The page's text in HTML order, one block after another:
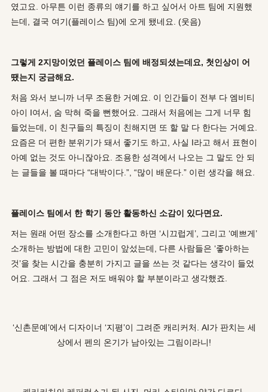
였고요. 아무튼 이런 종류의 얘기를 하고 싶어서 아트 팀에 지원했
는데, 결국 여기(플레이스 팀)에 오게 됐네요. (웃음)
그렇게 2지망이었던 플레이스 팀에 배정되셨는데요, 첫인상이 어
땠는지 궁금해요.
처음 와서 보니까 너무 조용한 거예요. 이 인간들이 전부 다 엠비티
아이 I여서, 숨 막혀 죽을 뻔했어요. 그래서 처음에는 그게 너무 힘
들었는데, 이 친구들의 특징이 친해지면 또 할 말 다 한다는 거예요.
요즘은 더 편한 분위기가 돼서 좋기도 하고, 사실 I라고 해서 표현이
아예 없는 것도 아니잖아요. 조용한 성격에서 나오는 그 말도 안 되
는 글들을 볼 때마다 “대박이다.”, “많이 배운다.” 이런 생각을 해요.
플레이스 팀에서 한 학기 동안 활동하신 소감이 있다면요.
저는 원래 어떤 장소를 소개한다고 하면 ‘시끄럽게’, 그리고 ‘예쁘게’
소개하는 방법에 대한 고민이 앞섰는데, 다른 사람들은 ‘좋아하는
것’을 찾는 시간을 충분히 가지고 글을 쓰는 것 같다는 생각이 들었
어요. 그래서 그 점은 저도 배워야 할 부분이라고 생각했죠.
‘신촌문예’에서 디자이너 ‘지평’이 그려준 캐리커처. AI가 판치는 세
상에서 펜의 온기가 남아있는 그림이라니!